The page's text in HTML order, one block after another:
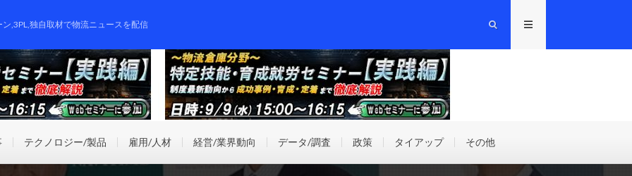
,3PL,独自取材で物流ニュースを配信
テクノロジー/製品 雇用/人材 経営/業界動向 データ/調査 政策 タイアップ その他